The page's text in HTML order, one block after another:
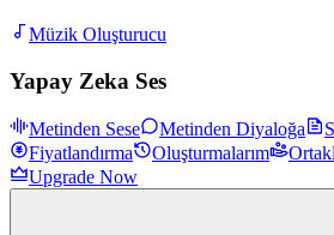
Müzik Oluşturucu
Yapay Zeka Ses
Metinden Sese Metinden Diyaloğa
Fiyatlandırma
Oluşturmalarım
Upgrade Now